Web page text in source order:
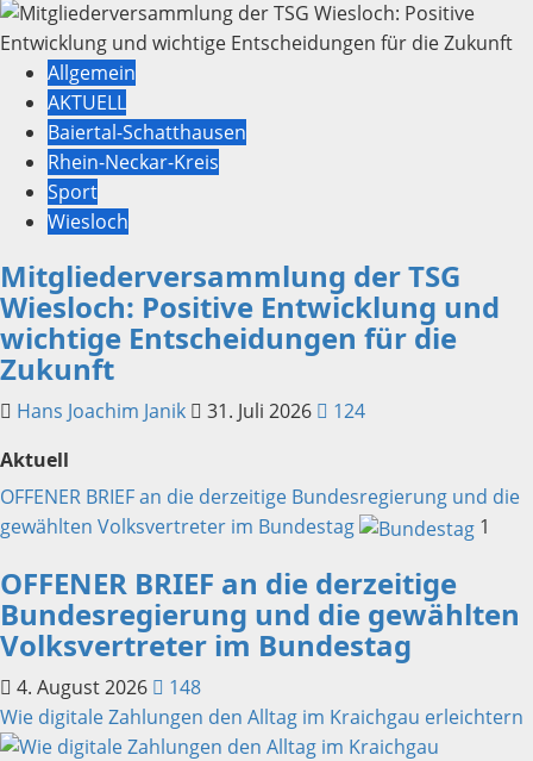
Allgemein
AKTUELL
Baiertal-Schatthausen
Rhein-Neckar-Kreis
Sport
Wiesloch
Mitgliederversammlung der TSG
Wiesloch: Positive Entwicklung und
wichtige Entscheidungen für die
Zukunft
Hans Joachim Janik 31. Juli 2026
124
Aktuell
OFFENER BRIEF an die derzeitige Bundesregierung und die
gewählten Volksvertreter im Bundestag
1
OFFENER BRIEF an die derzeitige
Bundesregierung und die gewählten
Volksvertreter im Bundestag
4. August 2026
148
Wie digitale Zahlungen den Alltag im Kraichgau erleichtern